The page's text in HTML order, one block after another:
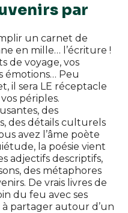
par
un carnet de
en mille… l’écriture !
de voyage, vos
émotions… Peu
il sera LE réceptacle
périples.
des
des détails culturels
avez l’âme poète
la poésie vient
adjectifs descriptifs,
des métaphores
De vrais livres de
du feu avec ses
partager autour d’un